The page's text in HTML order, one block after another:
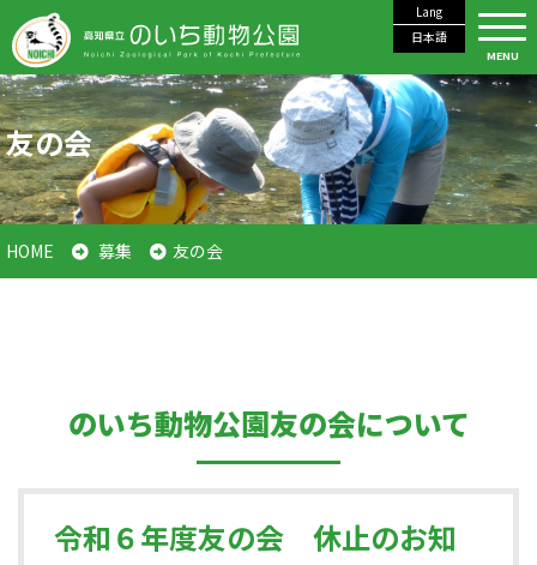
Lang
日本語
MENU
友の会
HOME 募集 友の会
のいち動物公園友の会について
令和６年度友の会 休止のお知